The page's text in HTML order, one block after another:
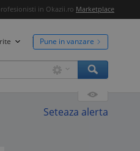
in Okazii.ro Marketplace
Pune in vanzare
Seteaza alerta